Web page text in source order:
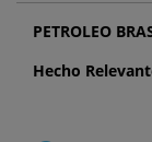
PETROLEO
Hecho